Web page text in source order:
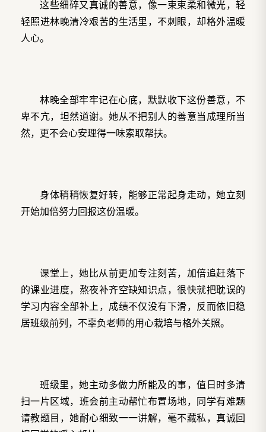
这些细碎又真诚的善意，像一束束柔和微光，轻
轻照进林晚清冷艰苦的生活里，不刺眼，却格外温暖
人心。
林晚全部牢牢记在心底，默默收下这份善意，不
卑不亢，坦然道谢。她从不把别人的善意当成理所当
然，更不会心安理得一味索取帮扶。
身体稍稍恢复好转，能够正常起身走动，她立刻
开始加倍努力回报这份温暖。
课堂上，她比从前更加专注刻苦，加倍追赶落下
的课业进度，熬夜补齐空缺知识点，很快就把耽误的
学习内容全部补上，成绩不仅没有下滑，反而依旧稳
居班级前列，不辜负老师的用心栽培与格外关照。
班级里，她主动多做力所能及的事，值日时多清
扫一片区域，班会前主动帮忙布置场地，同学有难题
请教题目，她耐心细致一一讲解，毫不藏私，真诚回